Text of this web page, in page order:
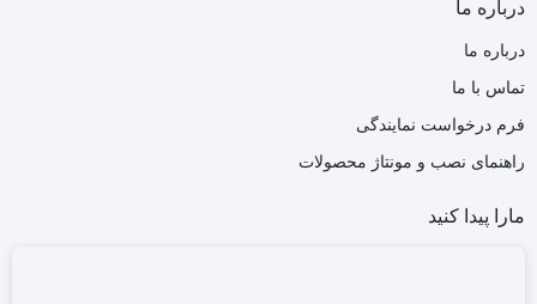
درباره ما
درباره ما
تماس با ما
فرم درخواست نمایندگی
راهنمای نصب و مونتاژ محصولات
مارا پیدا کنید